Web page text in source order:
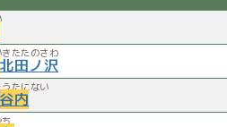
たたのさわ
北田ノ沢
たにない
谷内